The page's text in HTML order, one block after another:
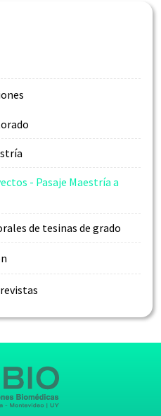
- Pasaje Maestría a
de tesinas de grado